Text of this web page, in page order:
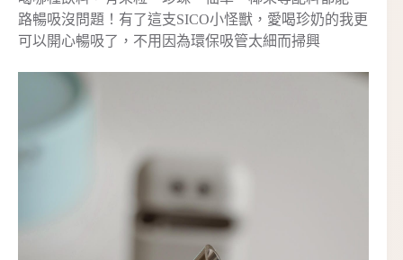
路暢吸沒問題！有了這支SICO小怪獸，愛喝珍奶的我更
可以開心暢吸了，不用因為環保吸管太細而掃興